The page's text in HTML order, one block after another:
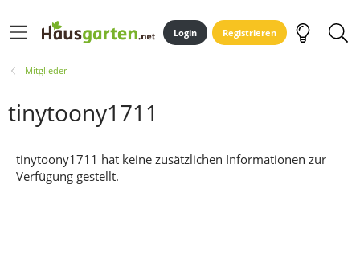
Login Registrieren
Mitglieder
tinytoony1711
tinytoony1711 hat keine zusätzlichen Informationen zur
Verfügung gestellt.